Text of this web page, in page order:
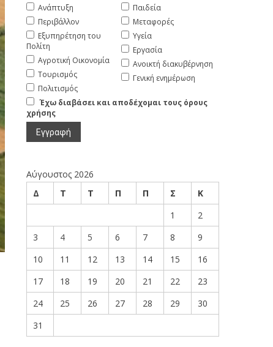
Ανάπτυξη
Περιβάλλον
Εξυπηρέτηση του
Πολίτη
Αγροτική Οικονομία
Τουρισμός
Πολιτισμός
Παιδεία
Μεταφορές
Υγεία
Εργασία
Ανοικτή διακυβέρνηση
Γενική ενημέρωση
Έχω διαβάσει και αποδέχομαι τους όρους
χρήσης
Αύγουστος 2026
Δ
Τ Τ Π Π Σ
Κ
1
2
3
4 5 6 7 8
9
10
11 12 13 14 15
16
17
18 19 20 21 22
23
24
25 26 27 28 29
30
31